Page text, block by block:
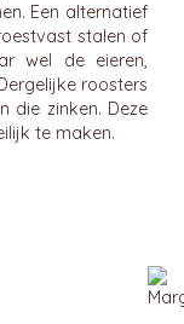
Een alternatief
stalen of
wel de eieren,
roosters
die zinken. Deze
te maken.